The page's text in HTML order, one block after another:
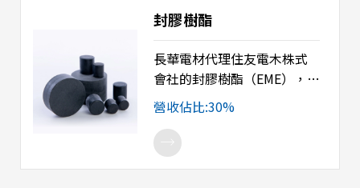
封膠樹酯
長華電材代理住友電木株式
會社的封膠樹酯（EME），全
球市佔率第一。該產品提供
出色的性能和易用性，具備
低應力、低吸濕性的特性，
且不含鹵素，並與無鉛製程
營收佔比:30%